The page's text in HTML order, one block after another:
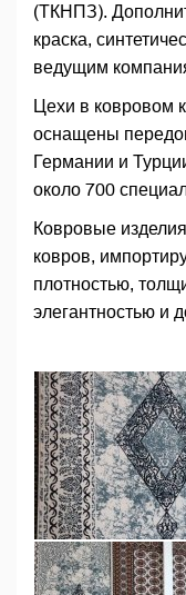
(ТКНПЗ).
краска,
ведущим
Цехи в ковровом
оснащены
Германии и
около 700
Ковровые
ковров,
плотностью,
элегантностью и